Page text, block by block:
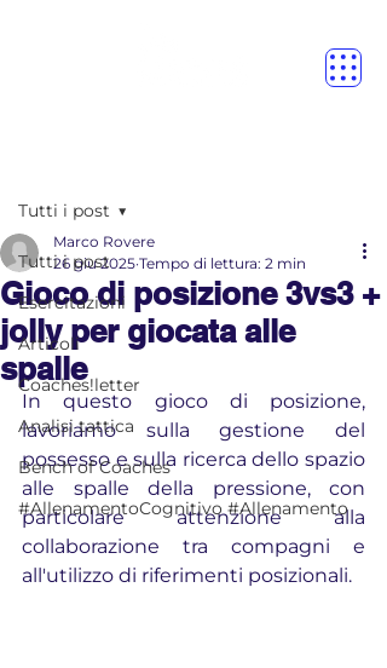
Tutti i post
Esercitazioni
Articoli
Coaches!letter
Analisi tattica
Bench of Coaches
#AllenamentoCognitivo #Allenamento
Tutti i post
Gioco di posizione 3vs3 +
jolly per giocata alle
spalle
Marco Rovere
26 giu 2025 Tempo di lettura: 2 min
In questo gioco di posizione,
lavoriamo sulla gestione del
possesso e sulla ricerca dello spazio
alle spalle della pressione, con
particolare attenzione alla
collaborazione tra compagni e
all'utilizzo di riferimenti posizionali.